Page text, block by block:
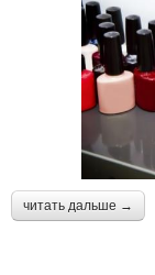
читать дальше →